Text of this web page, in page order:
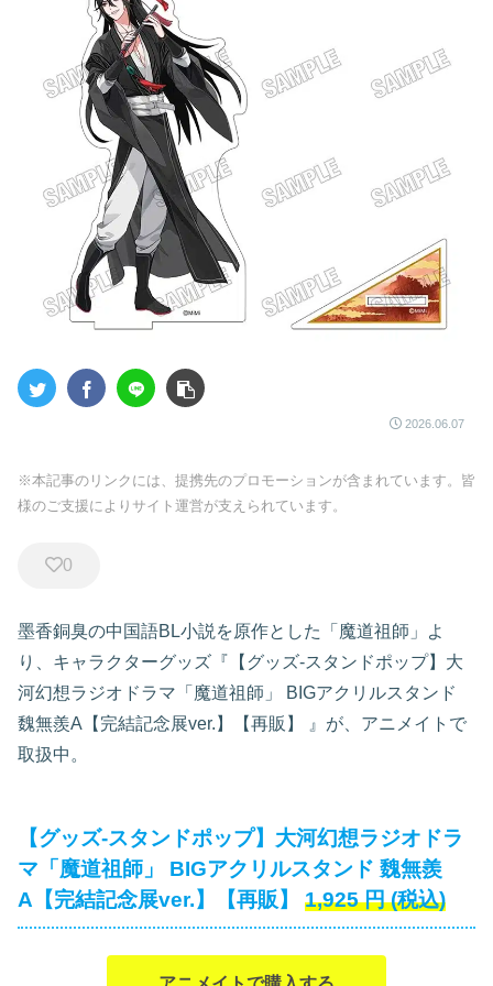
2026.06.07
※本記事のリンクには、提携先のプロモーションが含まれています。皆
様のご支援によりサイト運営が支えられています。
0
墨香銅臭の中国語BL小説を原作とした「魔道祖師」よ
り、キャラクターグッズ『【グッズ-スタンドポップ】大
河幻想ラジオドラマ「魔道祖師」 BIGアクリルスタンド
魏無羨A【完結記念展ver.】【再販】
』が、アニメイトで
取扱中。
【グッズ-スタンドポップ】大河幻想ラジオドラ
マ「魔道祖師」 BIGアクリルスタンド 魏無羨
A【完結記念展ver.】【再販】
1,925 円 (税込)